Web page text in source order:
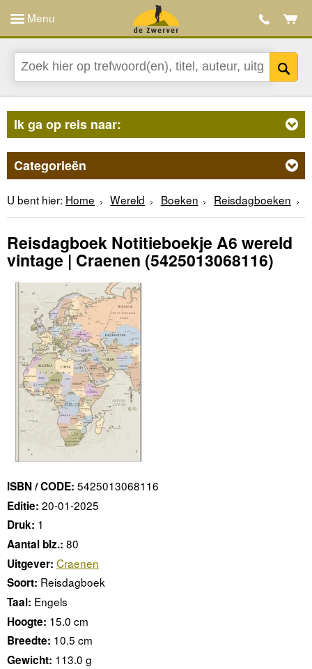
Menu
Ik ga op reis naar:
Categorieën
U bent hier: Home Wereld Boeken Reisdagboeken
Reisdagboek Notitieboekje A6 wereld
vintage | Craenen (5425013068116)
ISBN / CODE: 5425013068116
Editie: 20-01-2025
Druk: 1
Aantal blz.: 80
Uitgever: Craenen
Soort: Reisdagboek
Taal: Engels
Hoogte: 15.0 cm
Breedte: 10.5 cm
Gewicht: 113.0 g